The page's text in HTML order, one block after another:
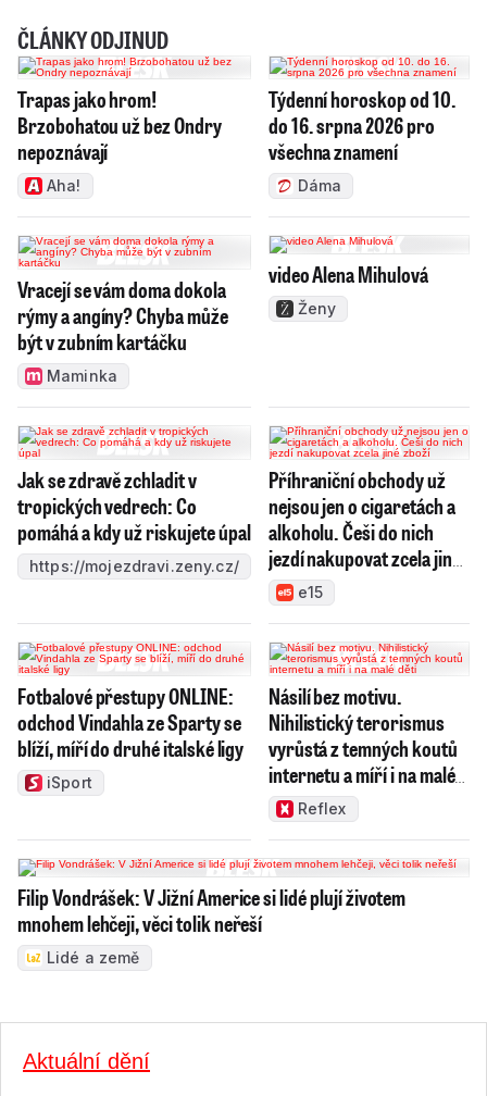
ČLÁNKY ODJINUD
Trapas jako hrom!
Brzobohatou už bez Ondry
nepoznávají
Aha!
Týdenní horoskop od 10.
do 16. srpna 2026 pro
všechna znamení
Dáma
Vracejí se vám doma dokola
rýmy a angíny? Chyba může
být v zubním kartáčku
Maminka
video Alena Mihulová
Ženy
Jak se zdravě zchladit v
tropických vedrech: Co
pomáhá a kdy už riskujete úpal
https://mojezdravi.zeny.cz/
Příhraniční obchody už
nejsou jen o cigaretách a
alkoholu. Češi do nich
jezdí nakupovat zcela jiné
zbožíe15
Fotbalové přestupy ONLINE:
odchod Vindahla ze Sparty se
blíží, míří do druhé italské ligy
iSport
Násilí bez motivu.
Nihilistický terorismus
vyrůstá z temných koutů
internetu a míří i na malé
dětiReflex
Filip Vondrášek: V Jižní Americe si lidé plují životem
mnohem lehčeji, věci tolik neřeší
Lidé a země
Aktuální dění